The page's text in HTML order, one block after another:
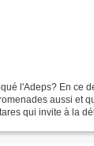
l'Adeps? En ce
aussi et
qui invite à la